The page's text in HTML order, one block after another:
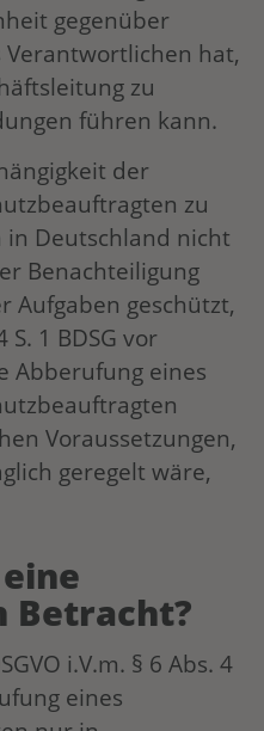
gegenüber
hat,
zu
führen kann.
der
zu
Deutschland nicht
Benachteiligung
Aufgaben geschützt,
1 BDSG vor
Abberufung eines
Voraussetzungen,
geregelt wäre,
Betracht?
i.V.m. § 6 Abs. 4
eines